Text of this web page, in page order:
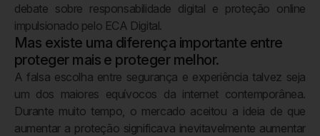
debate sobre responsabilidade digital e proteção online
impulsionado pelo ECA Digital.
Mas existe uma diferença importante entre
proteger mais e proteger melhor.
A falsa escolha entre segurança e experiência talvez seja
um dos maiores equívocos da internet contemporânea.
Durante muito tempo, o mercado aceitou a ideia de que
aumentar a proteção significava inevitavelmente aumentar